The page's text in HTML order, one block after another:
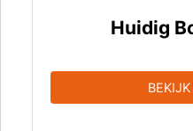
Huidig